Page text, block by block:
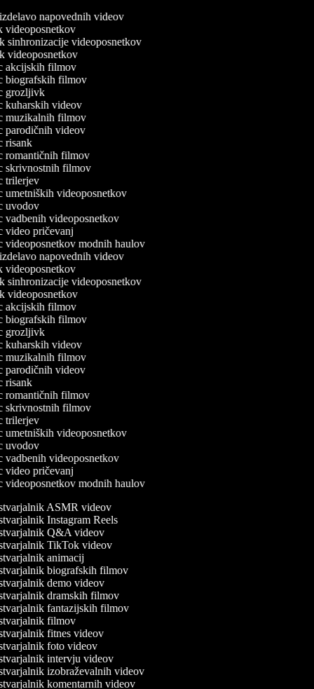
izdelavo napovednih videov
videoposnetkov
sinhronizacije videoposnetkov
videoposnetkov
akcijskih filmov
biografskih filmov
grozljivk
kuharskih videov
muzikalnih filmov
parodičnih videov
risank
romantičnih filmov
skrivnostnih filmov
trilerjev
umetniških videoposnetkov
uvodov
vadbenih videoposnetkov
video pričevanj
videoposnetkov modnih haulov
izdelavo napovednih videov
videoposnetkov
sinhronizacije videoposnetkov
videoposnetkov
akcijskih filmov
biografskih filmov
grozljivk
kuharskih videov
muzikalnih filmov
parodičnih videov
risank
romantičnih filmov
skrivnostnih filmov
trilerjev
umetniških videoposnetkov
uvodov
vadbenih videoposnetkov
video pričevanj
videoposnetkov modnih haulov
ASMR videov
Instagram Reels
Q&A videov
TikTok videov
animacij
biografskih filmov
demo videov
dramskih filmov
fantazijskih filmov
filmov
fitnes videov
foto videov
intervju videov
izobraževalnih videov
komentarnih videov